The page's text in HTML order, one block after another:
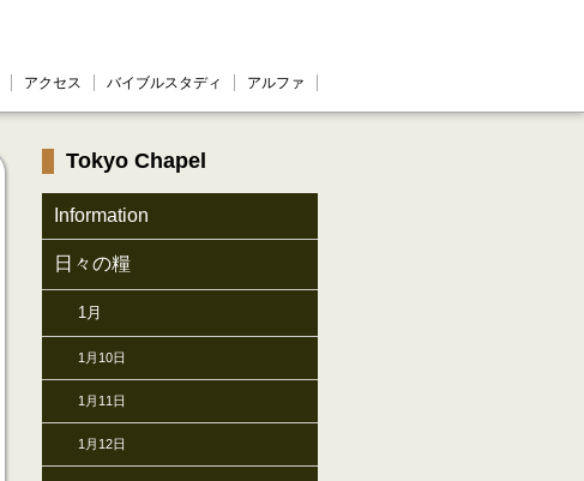
アクセス バイブルスタディ アルファ
Tokyo Chapel
Information
日々の糧
1月
1月10日
1月11日
1月12日